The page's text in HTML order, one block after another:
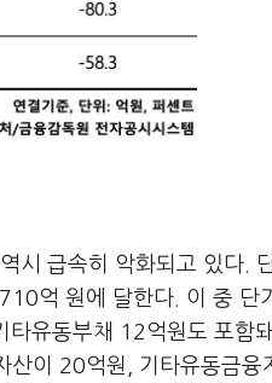
시 급속히 악화되고 있다.
억 원에 달한다. 이 중 단
유동부채 12억원도 포함
산이 20억원, 기타유동금융